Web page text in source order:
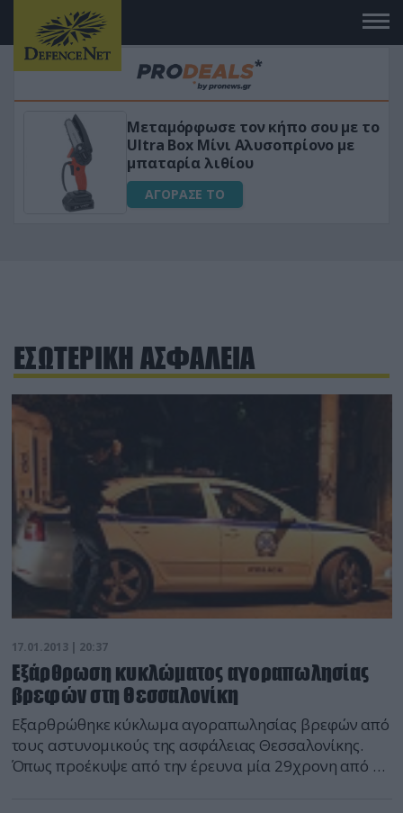
«Μαγική» φόρμουλα τριβόλι + VIP
για αύξηση της λίμπιντο
ΑΓΟΡΑΣΕ ΤΟ
ΕΣΩΤΕΡΙΚΗ ΑΣΦΑΛΕΙΑ
17.01.2013 | 20:37
Εξάρθρωση κυκλώματος αγοραπωλησίας
βρεφών στη Θεσσαλονίκη
Εξαρθρώθηκε κύκλωμα αγοραπωλησίας βρεφών από
τους αστυνομικούς της ασφάλειας Θεσσαλονίκης.
Όπως προέκυψε από την έρευνα μία 29χρονη από τη